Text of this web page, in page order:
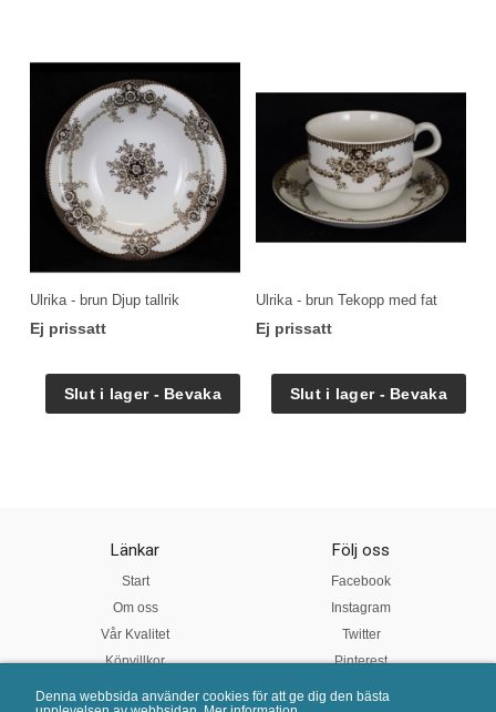
Denna webbsida använder cookies för att ge dig den bästa
Ulrika - brun Djup tallrik
Ej prissatt
Ulrika - brun Tekopp med fat
Ej prissatt
Länkar
Start
Om oss
Vår Kvalitet
Köpvillkor
Följ oss
Facebook
Instagram
Twitter
Pinterest